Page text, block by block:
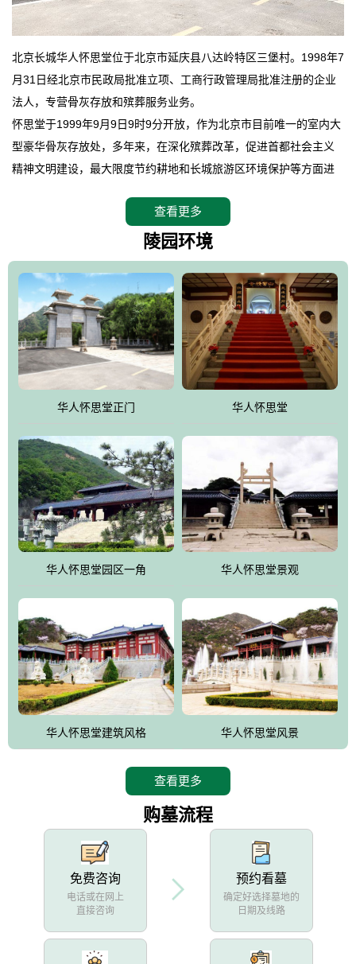
北京长城华人怀思堂位于北京市延庆县八达岭特区三堡村。1998年7
月31日经北京市民政局批准立项、工商行政管理局批准注册的企业
法人，专营骨灰存放和殡葬服务业务。
怀思堂于1999年9月9日9时9分开放，作为北京市目前唯一的室内大
型豪华骨灰存放处，多年来，在深化殡葬改革，促进首都社会主义
精神文明建设，最大限度节约耕地和长城旅游区环境保护等方面进
怀思堂辖区面积15万平方米，整体建筑面积5．8万平方米。主体建
筑有：怀思堂豪华墓室、礼祭大厅、随缘阁、百家姓觅宗长廊等。
仲、无字碑、香灯等。典型的仿秦、汉建筑风格。蓝色的琉璃瓦屋
顶，朱砂红的门、窗、柱、墙，汉白玉雕刻的雄狮、华表，花岗岩
铺成的路面和台阶，洒落其间的花卉、松柏与万里长城浑然一体、
气势宏伟、古朴端庄、别具一格。怀思堂大殿入口两侧是用蜡染技
术描绘的抽象派创意绘画，大环境中的长城文化与炎黄始祖，小环
境的绘画中的河流、山川、彩云、明月，意喻着往生者与长城同
伴，与祖宗同眠，他（她）们的思想与品德与山河同在，与日月同
辉。
怀思堂作为豪华室内骨灰存放处，将干支纪年、五行相生相克、天
人合一、太极八卦、生辰八字及生肖等有机结合到历史文化中。一
厅七千个福位分十二小区，按十二地支命名。客户选位，可依据生
肖、八字、时辰亦可参考地理方位、职业、兴趣爱好等等。堂中是
地宫陵寝式的，入口楹联选材于著名田园诗人陶渊明"亲戚或余悲，
他人亦已歌，死后何所道，托体同山阿"中的后两句。反应了回归大
雀，后玄武"的四大吉祥物铜雕挂件。
查看更多
陵园环境
华人怀思堂正门 华人怀思堂
华人怀思堂园区一角 华人怀思堂景观
华人怀思堂建筑风格 华人怀思堂风景
查看更多
购墓流程
免费咨询
电话或在网上
直接咨询
预约看墓
确定好选择墓地的
日期及线路